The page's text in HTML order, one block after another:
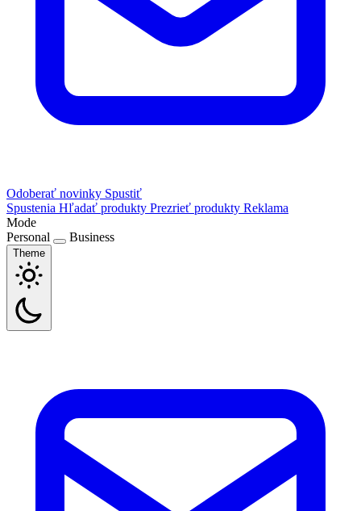
Odoberať novinky Spustiť
Spustenia Hľadať produkty Prezrieť produkty Reklama
Mode
Personal
Business
Theme